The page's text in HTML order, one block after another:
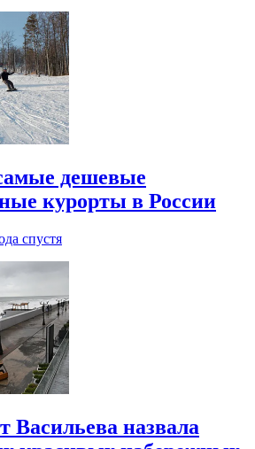
дешевые
курорты в России
спустя
Васильева назвала